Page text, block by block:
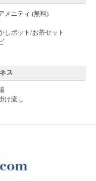
メニティ (無料)
しポット/お茶セット
ス
け流し